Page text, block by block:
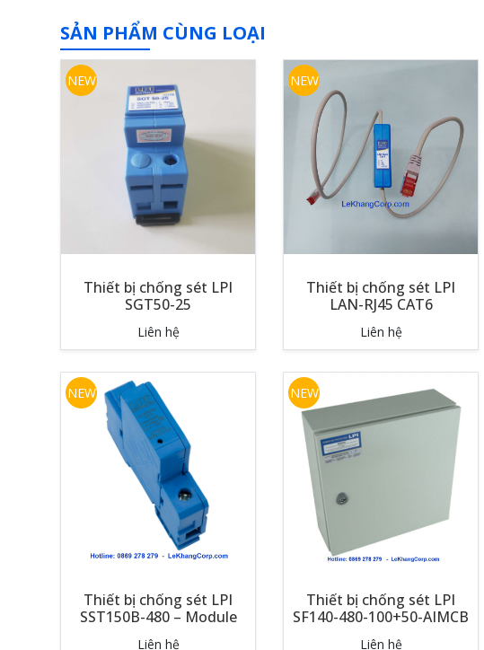
SẢN PHẨM CÙNG LOẠI
NEW
Thiết bị chống sét LPI
SGT50-25
Liên hệ
NEW
Thiết bị chống sét LPI
LAN-RJ45 CAT6
Liên hệ
NEW
Thiết bị chống sét LPI
SST150B-480 – Module
Liên hệ
NEW
Thiết bị chống sét LPI
SF140-480-100+50-AIMCB
Liên hệ